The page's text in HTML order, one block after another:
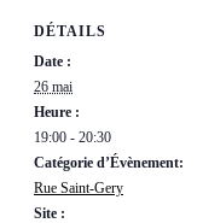
DÉTAILS
Date :
26 mai
Heure :
19:00 - 20:30
Catégorie d’Évènement:
Rue Saint-Gery
Site :